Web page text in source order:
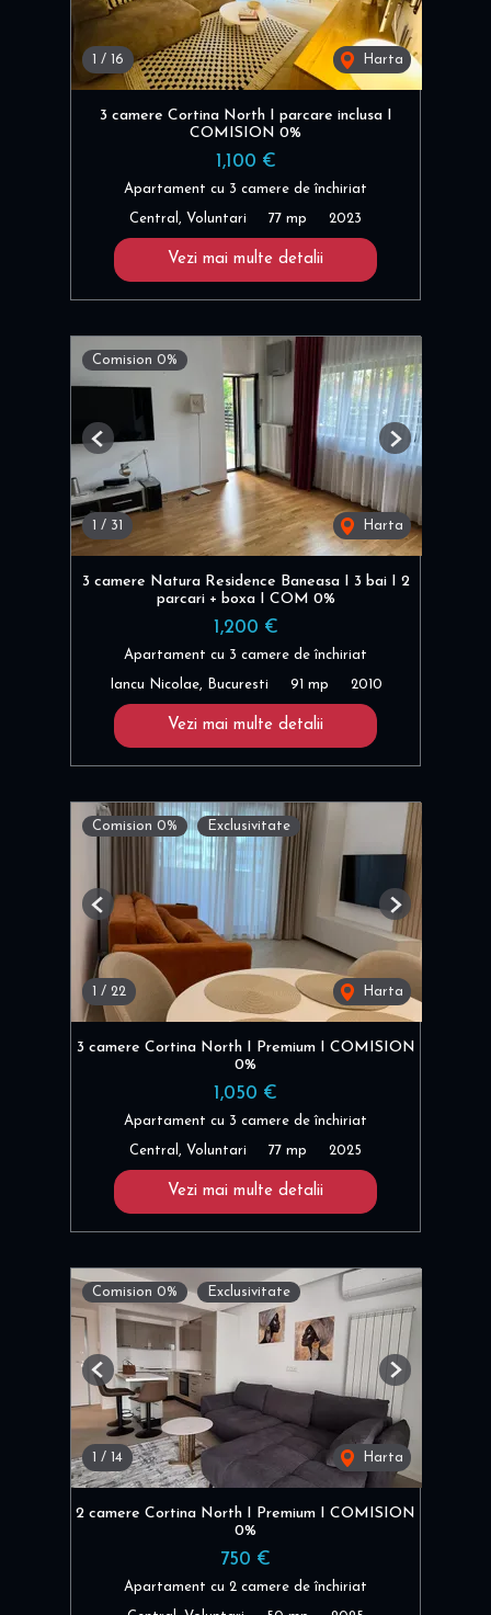
/ 16 Harta
3 camere Cortina North I parcare inclusa I
COMISION 0%
1,100 €
Apartament cu 3 camere de închiriat
Central, Voluntari 77 mp 2023
Vezi mai multe detalii
Comision 0%
/ 31 Harta
Previous Next
3 camere Natura Residence Baneasa I 3 bai I 2
parcari + boxa I COM 0%
1,200 €
Apartament cu 3 camere de închiriat
Iancu Nicolae, Bucuresti 91 mp 2010
Vezi mai multe detalii
Comision 0% Exclusivitate
1 / 22 Harta
Previous Next
3 camere Cortina North I Premium I COMISION
0%
1,050 €
Apartament cu 3 camere de închiriat
Central, Voluntari 77 mp 2025
Vezi mai multe detalii
Comision 0% Exclusivitate
1 / 14 Harta
Previous Next
2 camere Cortina North I Premium I COMISION
0%
750 €
Apartament cu 2 camere de închiriat